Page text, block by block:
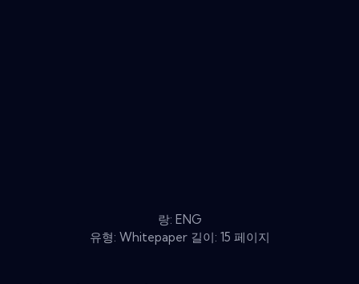
랑: ENG
유형: Whitepaper 길이: 15 페이지